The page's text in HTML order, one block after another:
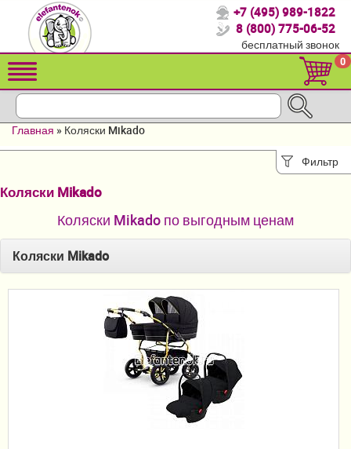
Спасибо, что выбрали нас!
Распродажа!
Детские коляски
Детский транспорт
Летние товары
Мебель и аксессуары
Постельные принадлежности
+7 (495) 989-1822
8 (800) 775-06-52
бесплатный звонок
0
Главная » Коляски Mikado
Фильтр
Коляски Mikado
Коляски Mikado по выгодным ценам
Коляски Mikado